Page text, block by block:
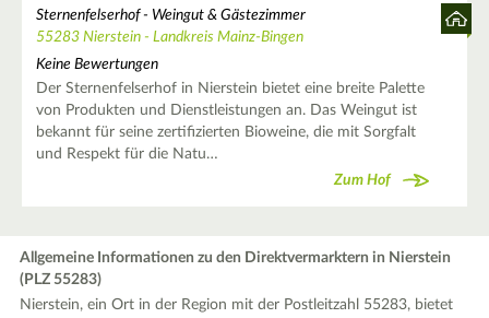
Sternenfelserhof - Weingut & Gästezimmer
55283 Nierstein - Landkreis Mainz-Bingen
Keine Bewertungen
Der Sternenfelserhof in Nierstein bietet eine breite Palette
von Produkten und Dienstleistungen an. Das Weingut ist
bekannt für seine zertifizierten Bioweine, die mit Sorgfalt
und Respekt für die Natu…
Zum Hof
Allgemeine Informationen zu den Direktvermarktern in Nierstein
(PLZ 55283)
Nierstein, ein Ort in der Region mit der Postleitzahl 55283, bietet